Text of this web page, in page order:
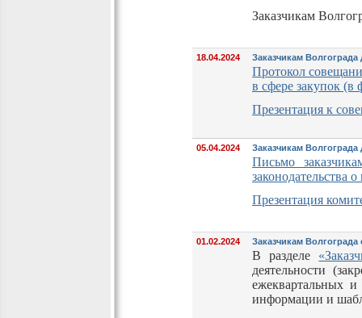
Заказчикам
18.04.2024 Заказчикам
Протокол
в сфере закупок (в
Презентация к
05.04.2024 Заказчикам
Письмо
законодательства
Презентация
01.02.2024 Заказчикам Волгограда
В разделе
деятельности (
ежеквартальных
информации и